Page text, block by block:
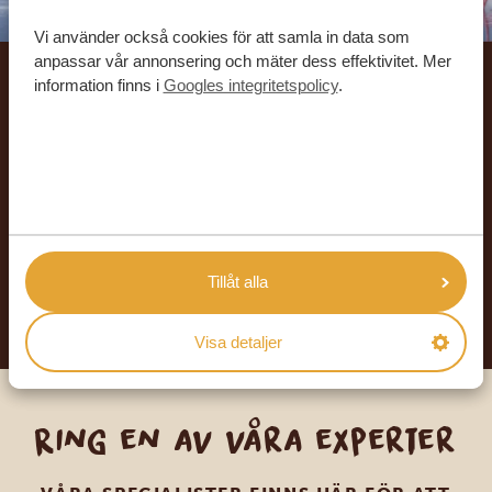
Vi använder också cookies för att samla in data som
anpassar vår annonsering och mäter dess effektivitet. Mer
information finns i Googles integritetspolicy.
Tillåt alla
Visa detaljer
BÖRJA PLANERA DIN DRÖMRESA
Ring en av våra experter